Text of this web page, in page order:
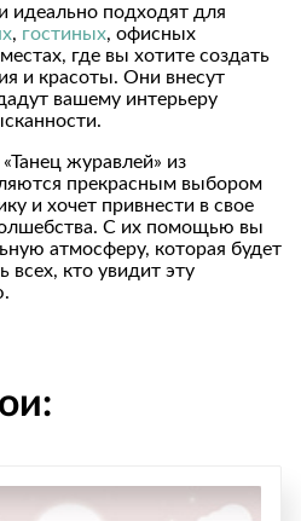
идеально подходят для
, гостиных, офисных
где вы хотите создать
и красоты. Они внесут
вашему интерьеру
«Танец журавлей» из
прекрасным выбором
и хочет привнести в свое
С их помощью вы
атмосферу, которая будет
всех, кто увидит эту